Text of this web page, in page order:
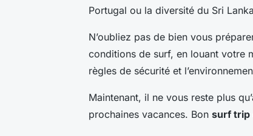
Portugal ou la diversité du Sri
N’oubliez pas de bien vous
conditions de surf, en louant votre
règles de sécurité et
Maintenant, il ne vous reste plus
prochaines vacances. Bon surf trip